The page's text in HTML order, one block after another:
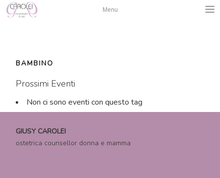
Salta
Menu
BAMBINO
Prossimi Eventi
Non ci sono eventi con questo tag
GIUSY CAROLEI
ostetrica counsellor donna e mamma